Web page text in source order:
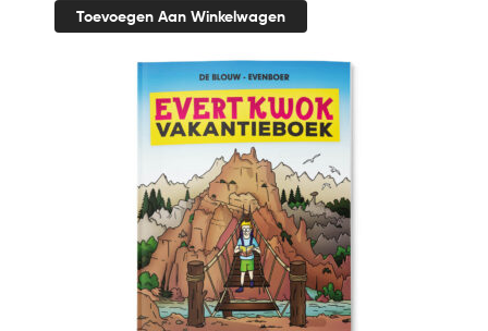
Toevoegen Aan Winkelwagen